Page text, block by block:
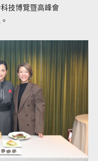
技博覽暨高峰會